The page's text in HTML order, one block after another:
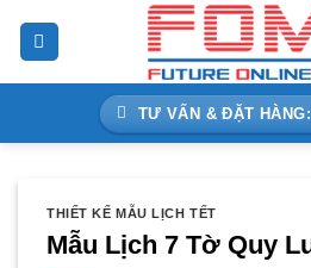
TƯ VẤN & ĐẶT
THIẾT KẾ MẪU LỊCH TẾT
Mẫu Lịch 7 Tờ Quy